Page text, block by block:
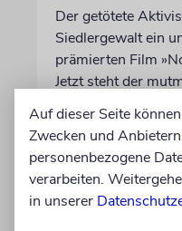
Der getötete
Siedlergewalt ein
prämierten Film
Jetzt steht der
07.08.2026
Auf dieser Seite
Zwecken und
personenbezogene
verarbeiten.
in unserer